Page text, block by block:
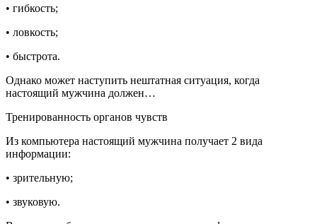
• гибкость;
• ловкость;
• быстрота.
Однако может наступить нештатная ситуация, когда
настоящий мужчина должен…
Тренированность органов чувств
Из компьютера настоящий мужчина получает 2 вида
информации:
• зрительную;
• звуковую.